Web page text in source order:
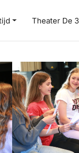
Theater De